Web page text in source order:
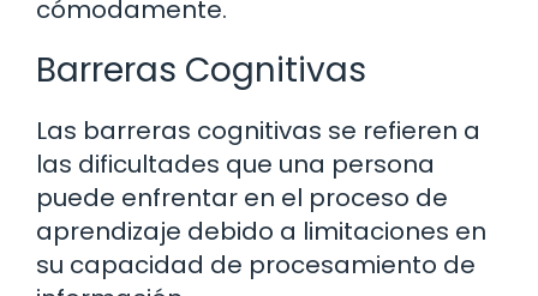
cómodamente.
Barreras Cognitivas
Las barreras cognitivas se refieren a
las dificultades que una persona
puede enfrentar en el proceso de
aprendizaje debido a limitaciones en
su capacidad de procesamiento de